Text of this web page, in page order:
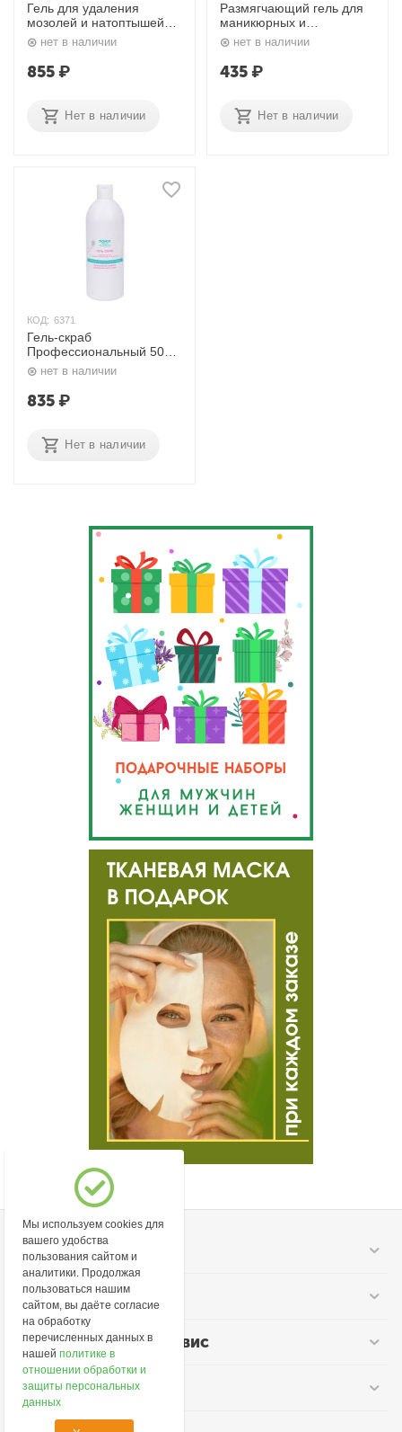
Гель для удаления
мозолей и натоптышей
450 мл. EVI professional
нет в наличии
855₽
Нет в наличии
Размягчающий гель для
маникюрных и
педикюрных ванночек
450 мл. EVI professional
нет в наличии
435₽
Нет в наличии
КОД: 6371
Гель-скраб
Профессиональный 500
мл. Domix
нет в наличии
835₽
Нет в наличии
Моя учетная запись
Информация
Покупательский сервис
Контакты
Мы используем cookies для
вашего удобства
пользования сайтом и
аналитики. Продолжая
пользоваться нашим
сайтом, вы даёте согласие
на обработку
перечисленных данных в
нашейполитике в
отношении обработки и
защиты персональных
данных